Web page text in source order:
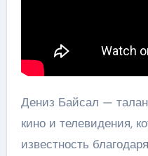
Дениз Байсал —
кино и телевидения,
известность